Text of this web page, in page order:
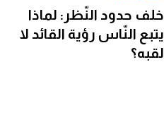
خلف حدود النّظر: لماذا
يتبع النّاس رؤية القائد لا
لقبه؟